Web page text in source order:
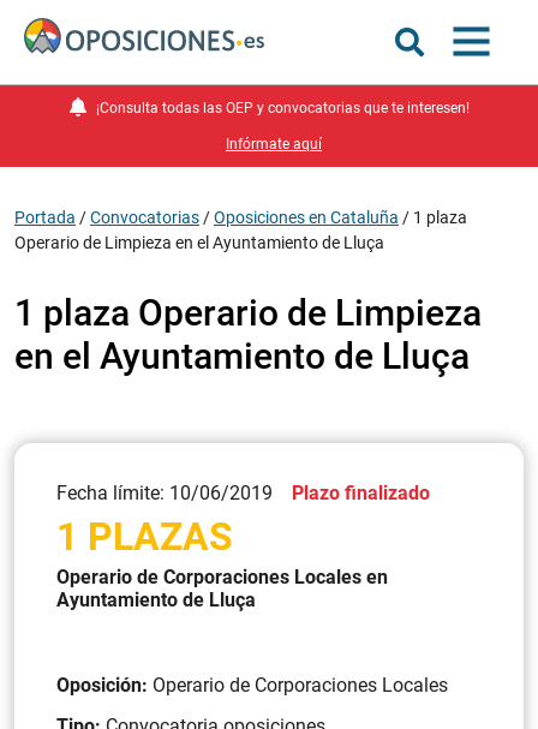
¡Consulta todas las OEP y convocatorias que te interesen!
Infórmate aquí
Portada /Convocatorias /Oposiciones en Cataluña / 1 plaza
Operario de Limpieza en el Ayuntamiento de Lluça
1 plaza Operario de Limpieza
en el Ayuntamiento de Lluça
Fecha límite: 10/06/2019 Plazo finalizado
1 PLAZAS
Operario de Corporaciones Locales en
Ayuntamiento de Lluça
Oposición: Operario de Corporaciones Locales